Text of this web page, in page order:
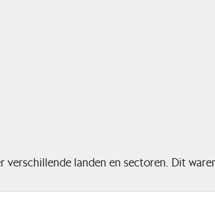
verschillende landen en sectoren. Dit